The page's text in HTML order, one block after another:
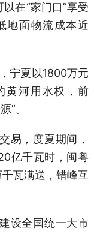
在“家门口”享受
地面物流成本近
夏以1800万元
黄河用水权，前
”。
，度夏期间，
亿千瓦时，闽粤
瓦满送，错峰互
设全国统一大市